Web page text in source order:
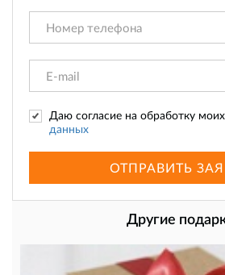
Даю согласие на обработку моих
данных
ОТПРАВИТЬ
Другие